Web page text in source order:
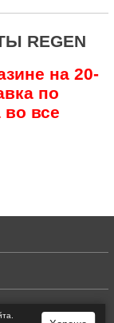
REGEN
на 20-
по
во все